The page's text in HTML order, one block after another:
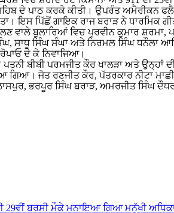
ਦੇ ਪਾਠ ਕਰਕੇ ਕੀਤੀ। ਉਪਰੰਤ ਅਮੈਰੀਕਨ
ਇਸ ਪਿੱਛੋਂ ਗਾਇਕ ਰਾਜ ਬਰਾੜ ਨੇ
ਵਾਲੇ ਬੁਲਾਰਿਆਂ ਵਿਚ ਪ੍ਰਵੀਨ ਕੁਮਾਰ
ਸਾਧੂ ਸਿੰਘ ਸੰਘਾ ਅਤੇ ਨਿਰਮਲ ਸਿੰਘ ਧਨੌਲਾ
ਦੇ ਕੇ ਨਿਵਾਜਿਆ।
ਬੀਬੀ ਪਰਮਜੀਤ ਕੌਰ ਖਾਲੜਾ ਅਤੇ ਉਨ੍ਹਾਂ
ਗਿਆ। ਜੋਤ ਰਣਜੀਤ ਕੌਰ, ਪੱਤਰਕਾਰ ਨੀਟਾ
ਭਰਪੂਰ ਸਿੰਘ ਬਰਾੜ, ਅਮਰਜੀਤ ਸਿੰਘ